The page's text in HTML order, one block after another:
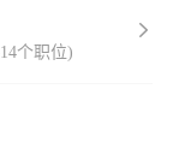
个职位)